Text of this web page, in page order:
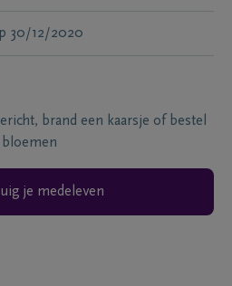
30/12/2020
brand een kaarsje of bestel
bloemen
je medeleven